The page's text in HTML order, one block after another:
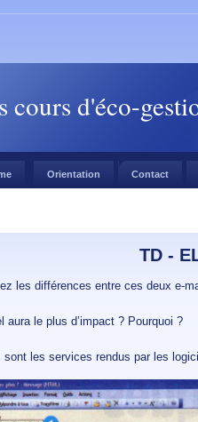
cours d'éco-
Orientation Contact
TD -
les différences entre ces deux e-
aura le plus d’impact ? Pourquoi ?
sont les services rendus par les